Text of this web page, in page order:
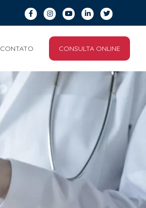
CONTATO CONSULTA ONLINE